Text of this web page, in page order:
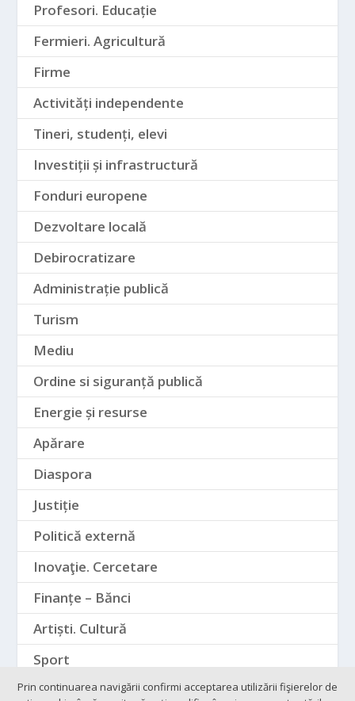
Profesori. Educație
Fermieri. Agricultură
Firme
Activități independente
Tineri, studenți, elevi
Investiții și infrastructură
Fonduri europene
Dezvoltare locală
Debirocratizare
Administrație publică
Turism
Mediu
Ordine si siguranță publică
Energie și resurse
Apărare
Diaspora
Justiție
Politică externă
Inovaţie. Cercetare
Finanțe – Bănci
Artiști. Cultură
Sport
Prin continuarea navigării confirmi acceptarea utilizării fişierelor de